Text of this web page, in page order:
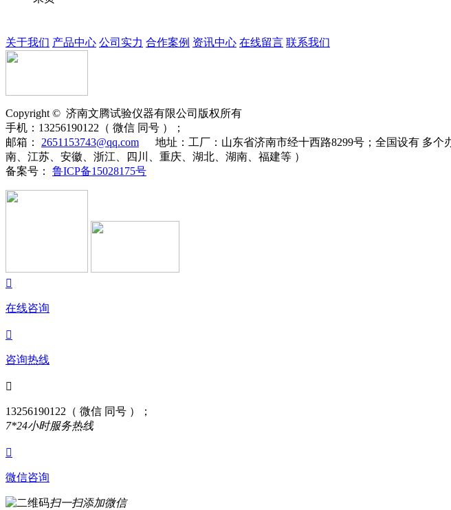
关于我们 产品中心 公司实力 合作案例 资讯中心 在线留言 联系我们
Copyright © 济南文腾试验仪器有限公司版权所有
手机： 13256190122（ 微信 同号 ）；
邮箱： 2651153743@qq.com 地址： 工厂：山东省济南市经十西路8299号；全国设有 多
南、江苏、安徽、浙江、四川、重庆、湖北、湖南、福建等 ）
备案号： 鲁ICP备15028175号

在线咨询

咨询热线

13256190122（ 微信 同号 ）；
7*24小时服务热线

微信咨询
扫一扫添加微信